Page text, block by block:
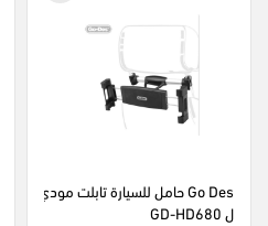
Go Des حامل للسيارة تابلت مودي
ل GD-HD680